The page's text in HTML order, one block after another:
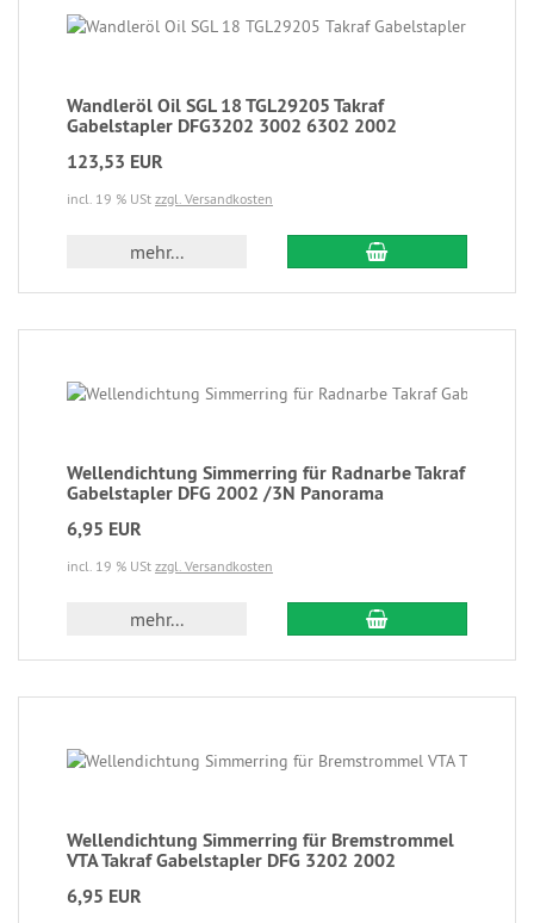
Wandleröl Oil SGL 18 TGL29205 Takraf
Gabelstapler DFG3202 3002 6302 2002
123,53 EUR
incl. 19 % USt zzgl. Versandkosten
mehr...
Wellendichtung Simmerring für Radnarbe Takraf
Gabelstapler DFG 2002 /3N Panorama
6,95 EUR
incl. 19 % USt zzgl. Versandkosten
mehr...
Wellendichtung Simmerring für Bremstrommel
VTA Takraf Gabelstapler DFG 3202 2002
6,95 EUR